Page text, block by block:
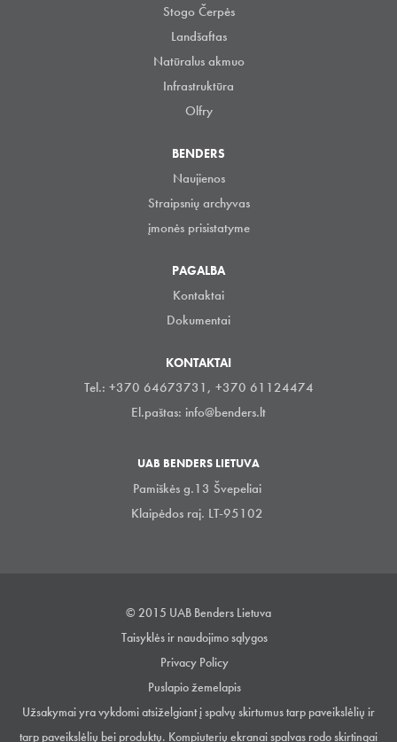
Stogo Čerpės
Landšaftas
Natūralus akmuo
Infrastruktūra
Olfry
BENDERS
Naujienos
Straipsnių archyvas
įmonės prisistatyme
PAGALBA
Kontaktai
Dokumentai
KONTAKTAI
Tel.: +370 64673731, +370 61124474
El.paštas: info@benders.lt
UAB BENDERS LIETUVA
Pamiškės g.13 Švepeliai
Klaipėdos raj. LT-95102
© 2015 UAB Benders Lietuva
Taisyklės ir naudojimo sąlygos
Privacy Policy
Puslapio žemelapis
Užsakymai yra vykdomi atsiželgiant į spalvų skirtumus tarp paveikslėlių ir
tarp paveikslėlių bei produktų. Kompiuterių ekranai spalvas rodo skirtingai